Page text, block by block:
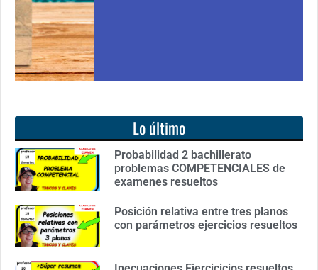
Lo último
Probabilidad 2 bachillerato
problemas COMPETENCIALES de
examenes resueltos
Posición relativa entre tres planos
con parámetros ejercicios resueltos